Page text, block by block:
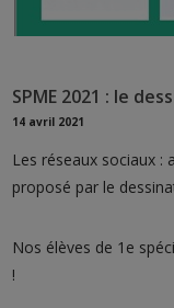
SPME 2021 : le
14 avril 2021
Les réseaux sociaux :
proposé par le
Nos élèves de 1e
!